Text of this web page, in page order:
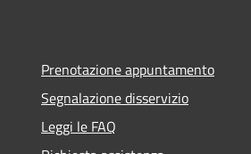
Prenotazione appuntamento
Segnalazione disservizio
Leggi le FAQ